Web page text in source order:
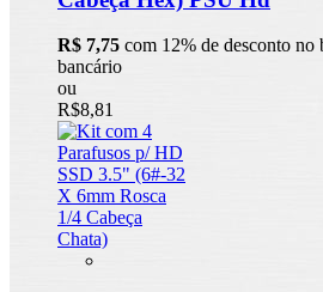
R$ 7,75 com 12% de desconto no
bancário
ou
R$8,81